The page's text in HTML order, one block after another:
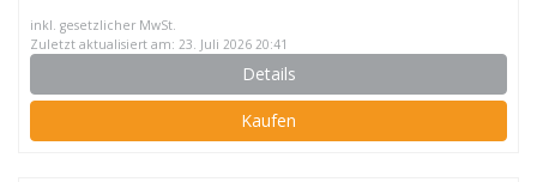
inkl. gesetzlicher MwSt.
Zuletzt aktualisiert am: 23. Juli 2026 20:41
Details
Kaufen